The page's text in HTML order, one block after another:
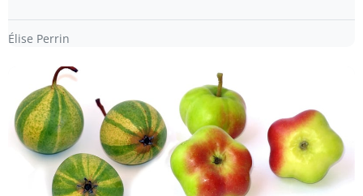
Élise Perrin